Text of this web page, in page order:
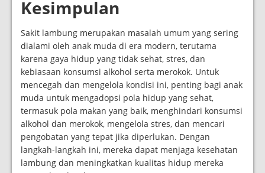
Kesimpulan
Sakit lambung merupakan masalah umum yang sering
dialami oleh anak muda di era modern, terutama
karena gaya hidup yang tidak sehat, stres, dan
kebiasaan konsumsi alkohol serta merokok. Untuk
mencegah dan mengelola kondisi ini, penting bagi anak
muda untuk mengadopsi pola hidup yang sehat,
termasuk pola makan yang baik, menghindari konsumsi
alkohol dan merokok, mengelola stres, dan mencari
pengobatan yang tepat jika diperlukan. Dengan
langkah-langkah ini, mereka dapat menjaga kesehatan
lambung dan meningkatkan kualitas hidup mereka